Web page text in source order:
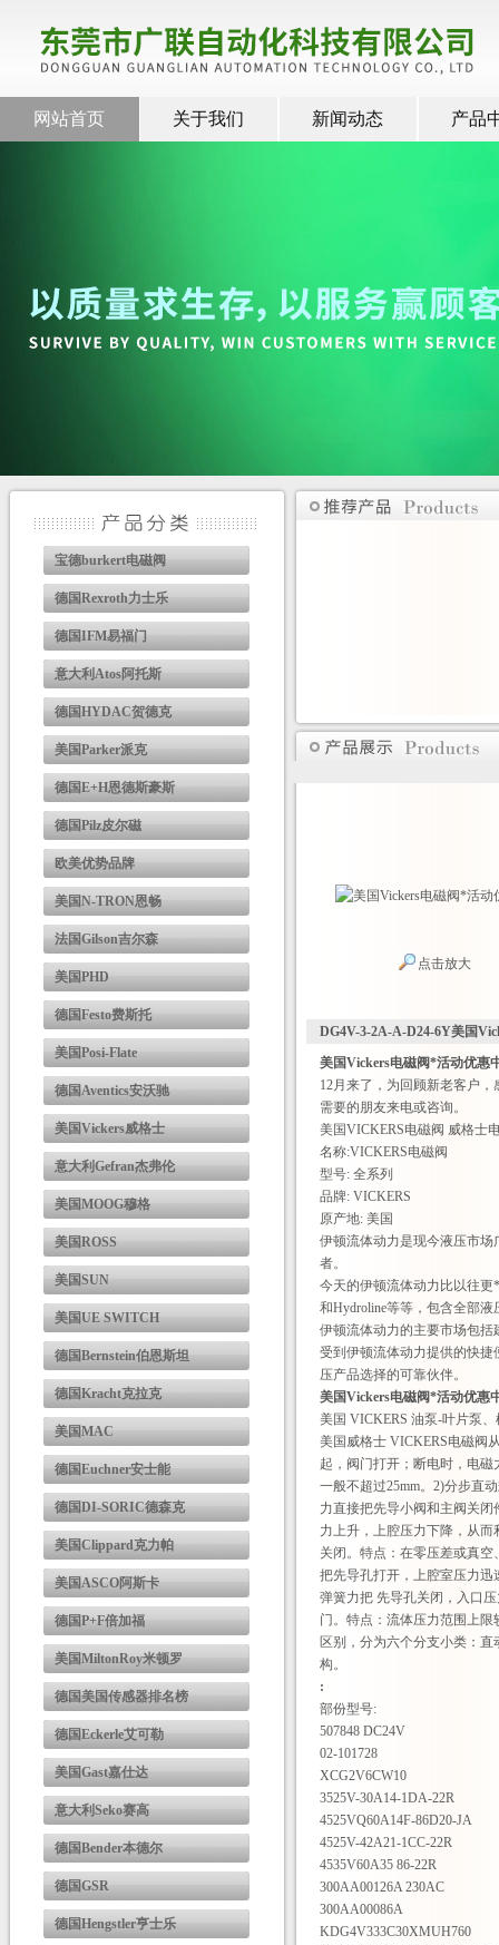
网站首页 关于我们 新闻动态 产品
宝德burkert电磁阀
德国Rexroth力士乐
德国IFM易福门
意大利Atos阿托斯
德国HYDAC贺德克
美国Parker派克
德国E+H恩德斯豪斯
德国Pilz皮尔磁
欧美优势品牌
美国N-TRON恩畅
法国Gilson吉尔森
美国PHD
德国Festo费斯托
美国Posi-Flate
德国Aventics安沃驰
美国Vickers威格士
意大利Gefran杰弗伦
美国MOOG穆格
美国ROSS
美国SUN
美国UE SWITCH
德国Bernstein伯恩斯坦
德国Kracht克拉克
美国MAC
德国Euchner安士能
德国DI-SORIC德森克
美国Clippard克力帕
美国ASCO阿斯卡
德国P+F倍加福
美国MiltonRoy米顿罗
德国美国传感器排名榜
德国Eckerle艾可勒
美国Gast嘉仕达
意大利Seko赛高
德国Bender本德尔
德国GSR
德国Hengstler亨士乐
点击放大
DG4V-3-2A-A-D24-6Y美国
美国Vickers电磁阀*活动优惠
12月来了，为回顾新老客户
需要的朋友来电或咨询。
美国VICKERS电磁阀 威格士
名称:VICKERS电磁阀
型号: 全系列
品牌: VICKERS
原产地: 美国
伊顿流体动力是现今液压市
者。
今天的伊顿流体动力比以往更
和Hydroline等等，包含全部
伊顿流体动力的主要市场包
受到伊顿流体动力提供的快
压产品选择的可靠伙伴。
美国Vickers电磁阀*活动优惠
美国 VICKERS 油泵-叶片泵
美国威格士 VICKERS电磁阀
起，阀门打开；断电时，电
一般不超过25mm。2)分步直
力直接把先导小阀和主阀关
力上升，上腔压力下降，从
关闭。特点：在零压差或真
把先导孔打开，上腔室压力
弹簧力把 先导孔关闭，入口
门。特点：流体压力范围上
区别，分为六个分支小类：
构。
:
部份型号:
507848 DC24V
02-101728
XCG2V6CW10
3525V-30A14-1DA-22R
4525VQ60A14F-86D20-JA
4525V-42A21-1CC-22R
4535V60A35 86-22R
300AA00126A 230AC
300AA00086A
KDG4V333C30XMUH760